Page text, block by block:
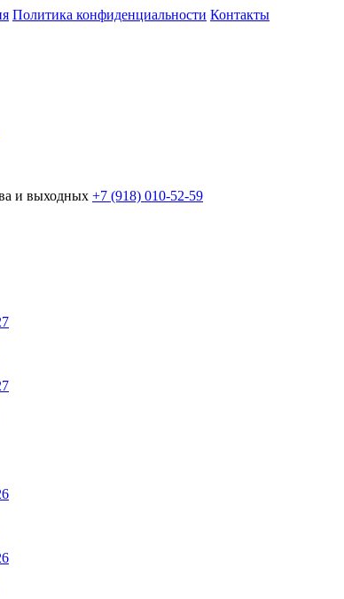
Политика конфиденциальности Контакты
и выходных +7 (918) 010-52-59